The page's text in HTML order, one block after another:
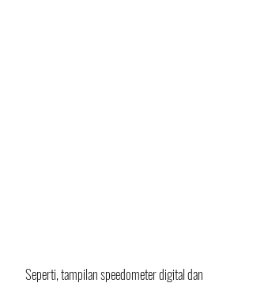
Seperti, tampilan speedometer digital dan